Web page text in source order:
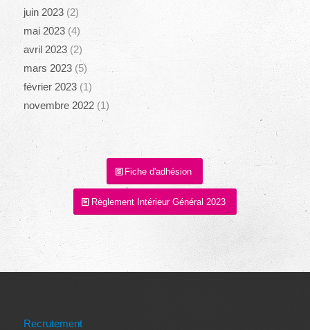
juin 2023(2)
mai 2023(4)
avril 2023(2)
mars 2023(5)
février 2023(1)
novembre 2022(1)
Fiche d'adhésion
Règlement Intérieur Général 2023
Recrutement